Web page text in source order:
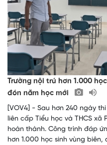
Trường nội trú hơn 1.000
đón năm học mới
[VOV4] - Sau hơn 240 ngày
liên cấp Tiểu học và THCS xã
hoàn thành. Công trình đáp
hơn 1.000 học sinh vùng